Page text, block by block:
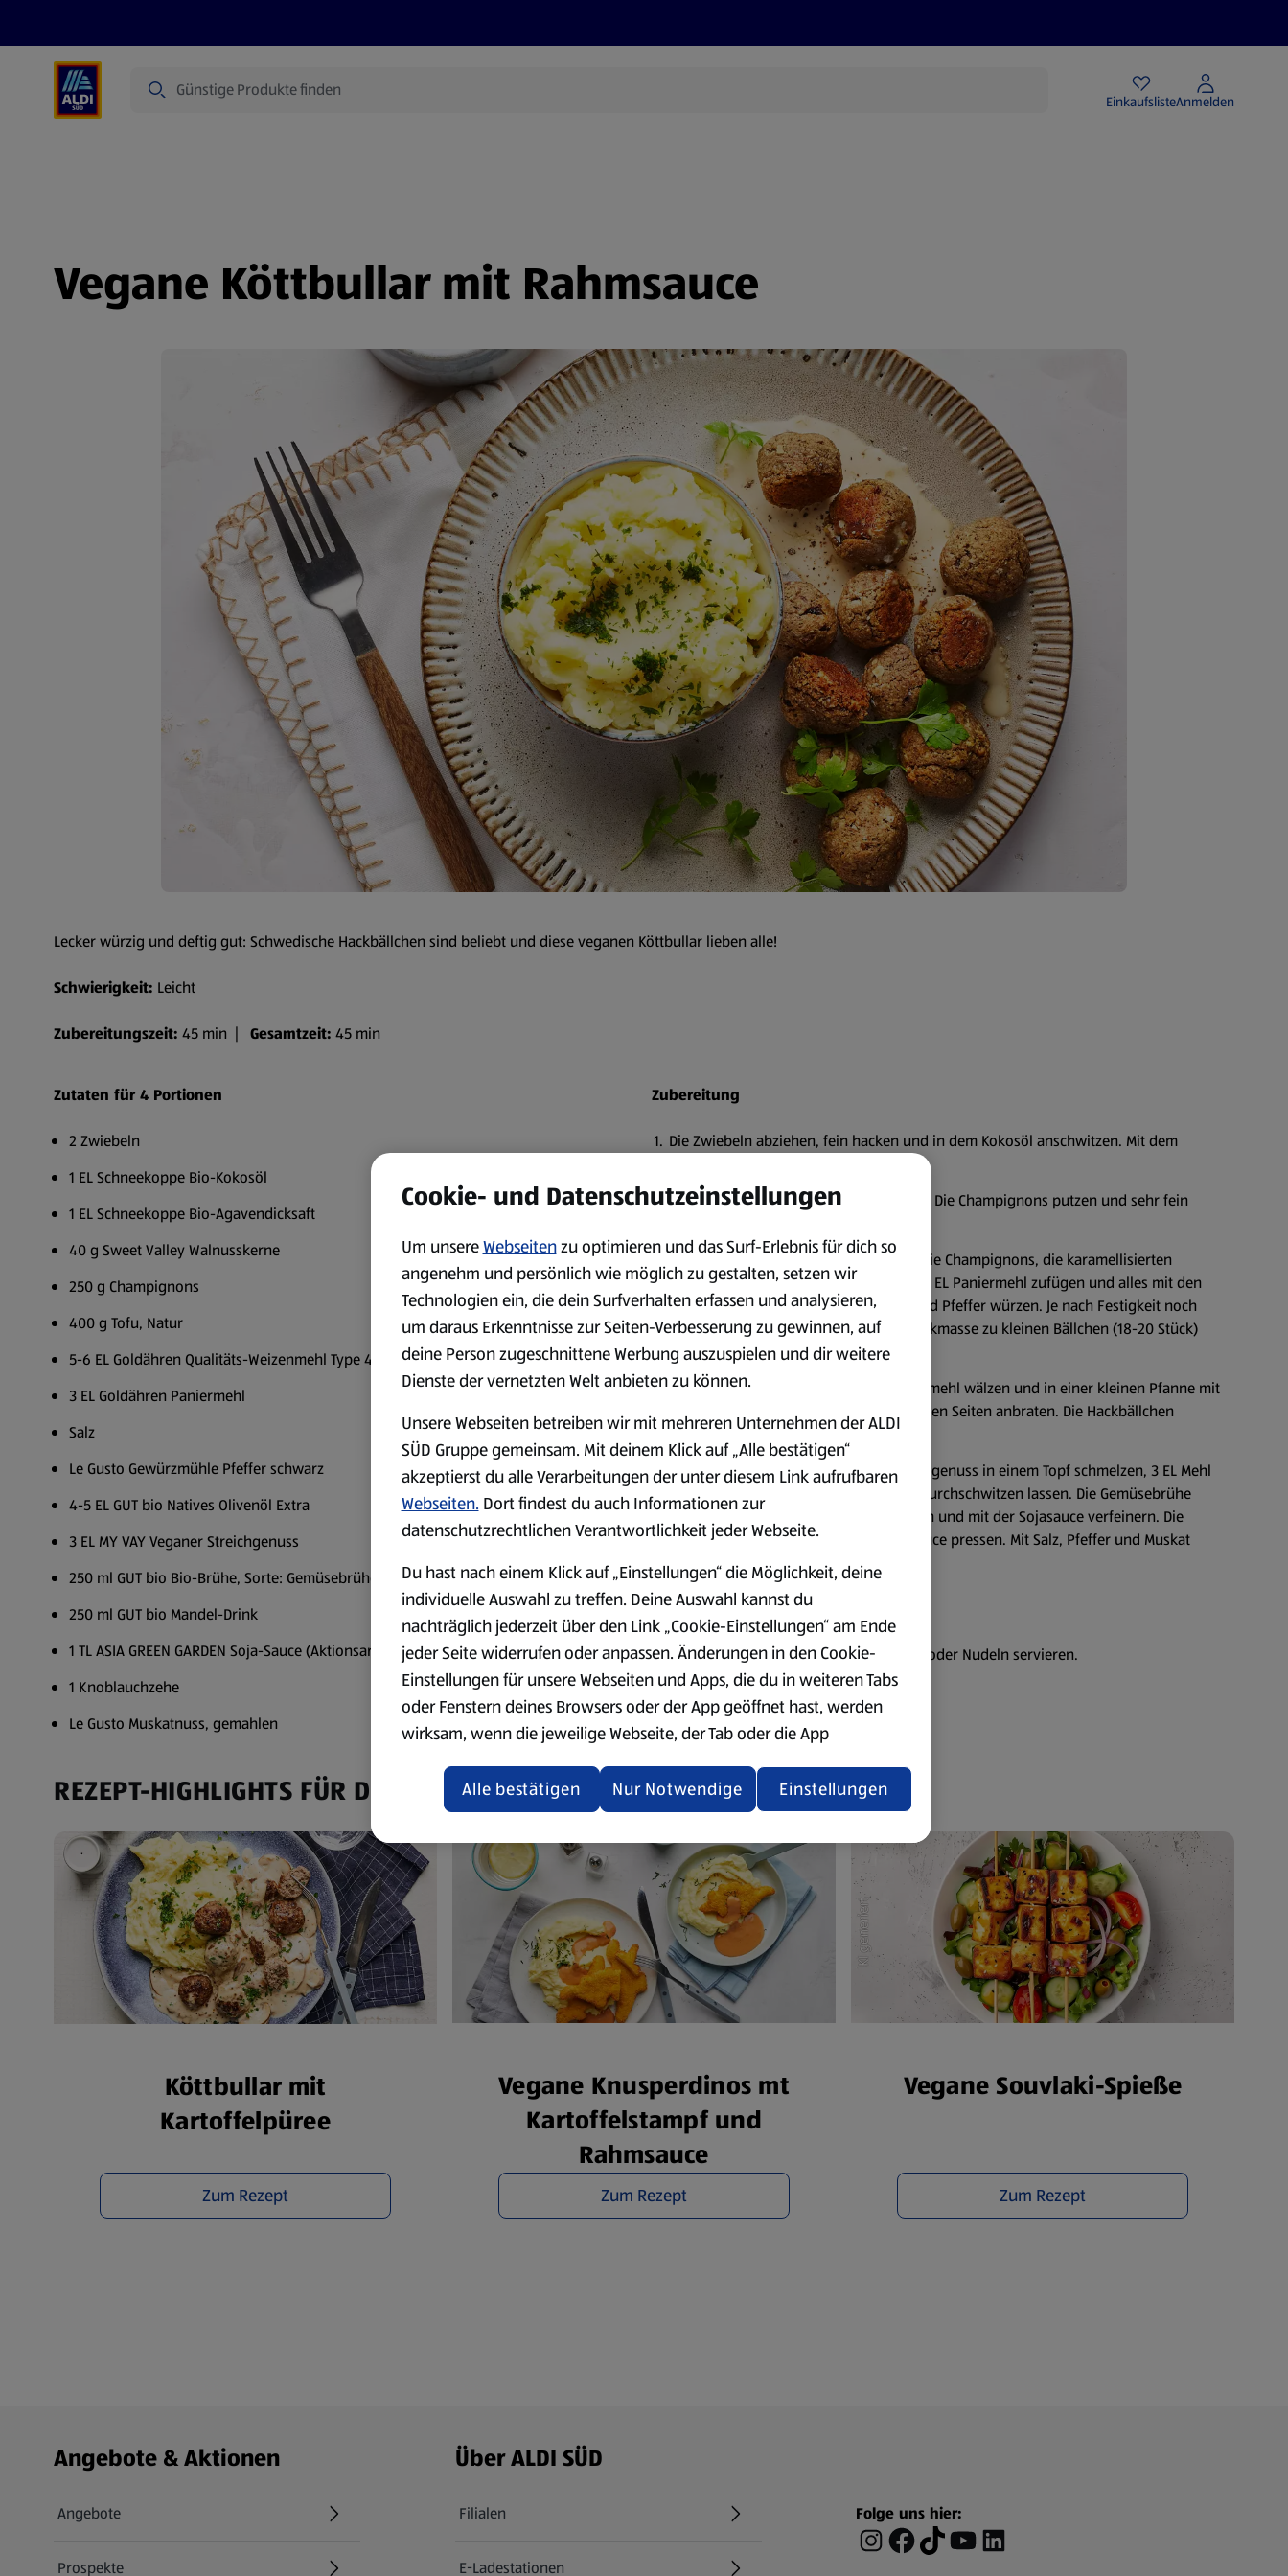
EinkaufslisteAnmelden
Vegane Köttbullar mit Rahmsauce
Lecker würzig und deftig gut: Schwedische Hackbällchen sind beliebt und diese veganen Köttbullar lieben alle!
Schwierigkeit: Leicht
Zubereitungszeit: 45 min | Gesamtzeit: 45 min
Zutaten für 4 Portionen
2 Zwiebeln
1 EL Schneekoppe Bio-Kokosöl
1 EL Schneekoppe Bio-Agavendicksaft
40 g Sweet Valley Walnusskerne
250 g Champignons
400 g Tofu, Natur
5-6 EL Goldähren Qualitäts-Weizenmehl Type 405
3 EL Goldähren Paniermehl
Salz
Le Gusto Gewürzmühle Pfeffer schwarz
4-5 EL GUT bio Natives Olivenöl Extra
3 EL MY VAY Veganer Streichgenuss
250 ml GUT bio Bio-Brühe, Sorte: Gemüsebrühe
250 ml GUT bio Mandel-Drink
1 TL ASIA GREEN GARDEN Soja-Sauce (Aktionsartikel)
1 Knoblauchzehe
Le Gusto Muskatnuss, gemahlen
Zubereitung
Die Zwiebeln abziehen, fein hacken und in dem Kokosöl anschwitzen. Mit dem
Die Walnüsse fein hacken bzw. mörsern. Die Champignons putzen und sehr fein
Den Tofu in einer Schüssel zerbröseln. Die Champignons, die karamellisierten
Zwiebeln, die Walnüsse, 2 EL Mehl und 1 EL Paniermehl zufügen und alles mit den
Händen gut verkneten. Mit ½ TL Salz und Pfeffer würzen. Je nach Festigkeit noch
etwas Mehl hinzufügen. Die vegane Hackmasse zu kleinen Bällchen (18-20 Stück)
formen.
Die Hackbällen in dem restlichen Paniermehl wälzen und in einer kleinen Pfanne mit
dem Olivenöl nach und nach gut von allen Seiten anbraten. Die Hackbällchen
vorsichtig wenden.
Für die Rahmsauce den veganen Streichgenuss in einem Topf schmelzen, 3 EL Mehl
hinzufügen, gut rühren und goldgelb durchschwitzen lassen. Die Gemüsebrühe
angießen, den Mandel-Drink hinzufügen und mit der Sojasauce verfeinern. Die
Knoblauchzehe abziehen und in die Sauce pressen. Mit Salz, Pfeffer und Muskat
abschmecken.
Hinweis
Zu den veganen Köttbullar Kartoffelpüree oder Nudeln servieren.
REZEPT-HIGHLIGHTS FÜR DICH
Köttbullar mit
Kartoffelpüree
Zum Rezept
Vegane Knusperdinos mt
Kartoffelstampf und
Rahmsauce
Zum Rezept
Vegane Souvlaki-Spieße
Zum Rezept
Fußzeilenmenü - weitere Links
Angebote & Aktionen
Angebote
Prospekte
Über ALDI SÜD
Filialen
E-Ladestationen
Folge uns hier:
Cookie- und Datenschutzeinstellungen
Um unsereWebseitenzu optimieren und das Surf-Erlebnis für dich so
angenehm und persönlich wie möglich zu gestalten, setzen wir
Technologien ein, die dein Surfverhalten erfassen und analysieren,
um daraus Erkenntnisse zur Seiten-Verbesserung zu gewinnen, auf
deine Person zugeschnittene Werbung auszuspielen und dir weitere
Dienste der vernetzten Welt anbieten zu können.
Unsere Webseiten betreiben wir mit mehreren Unternehmen der ALDI
SÜD Gruppe gemeinsam. Mit deinem Klick auf „Alle bestätigen“
akzeptierst du alle Verarbeitungen der unter diesem Link aufrufbaren
Webseiten. Dort findest du auch Informationen zur
datenschutzrechtlichen Verantwortlichkeit jeder Webseite.
Du hast nach einem Klick auf „Einstellungen“ die Möglichkeit, deine
individuelle Auswahl zu treffen. Deine Auswahl kannst du
nachträglich jederzeit über den Link „Cookie-Einstellungen“ am Ende
jeder Seite widerrufen oder anpassen. Änderungen in den Cookie-
Einstellungen für unsere Webseiten und Apps, die du in weiteren Tabs
oder Fenstern deines Browsers oder der App geöffnet hast, werden
wirksam, wenn die jeweilige Webseite, der Tab oder die App
aktualisiert oder geschlossen und anschließend wieder geöffnet
Datenschutzerklärung zur Verfügung.
Übersicht der Webseitenbetreiber und Datenschutzerklärungen
Einstellungen
Nur Notwendige
Alle bestätigen